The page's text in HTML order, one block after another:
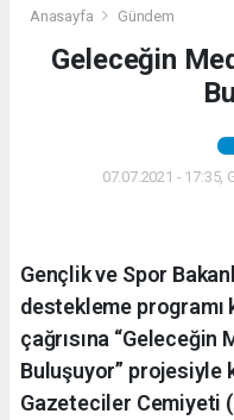
Anasayfa Gündem
Geleceğin
07.07.2021 - 17:35,
Gençlik ve Spor
destekleme programı
çağrısına “Geleceğin
Buluşuyor” projesiyle
Gazeteciler Cemiyeti